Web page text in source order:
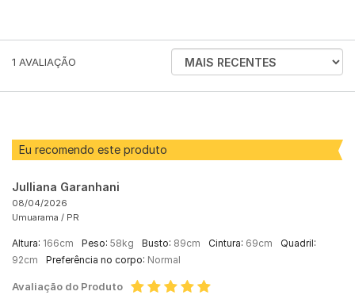
1 AVALIAÇÃO
ORDENAR
AVALIAÇÕES
Eu recomendo este produto
Julliana Garanhani
08/04/2026
Umuarama / PR
Altura: 166cm Peso: 58kg Busto: 89cm Cintura: 69cm
Quadril:
92cm
Preferência no corpo: Normal
Avaliação do Produto